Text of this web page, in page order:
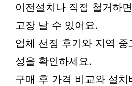
이전설치나 직접 철거하
고장 날 수 있어요.
업체 선정 후기와 지역
성을 확인하세요.
구매 후 가격 비교와 설